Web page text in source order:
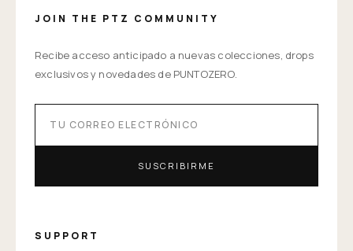
JOIN THE PTZ COMMUNITY
Recibe acceso anticipado a nuevas colecciones, drops
exclusivos y novedades de PUNTOZERO.
SUSCRIBIRME
SUPPORT